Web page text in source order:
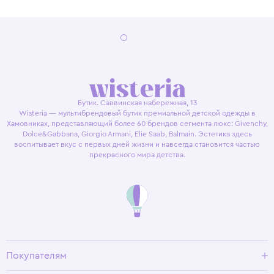
Бутик. Саввинская набережная, 13
Wisteria — мультибрендовый бутик премиальной детской одежды в
Хамовниках, представляющий более 60 брендов сегмента люкс: Givenchy,
Dolce&Gabbana, Giorgio Armani, Elie Saab, Balmain. Эстетика здесь
воспитывает вкус с первых дней жизни и навсегда становится частью
прекрасного мира детства.
Покупателям